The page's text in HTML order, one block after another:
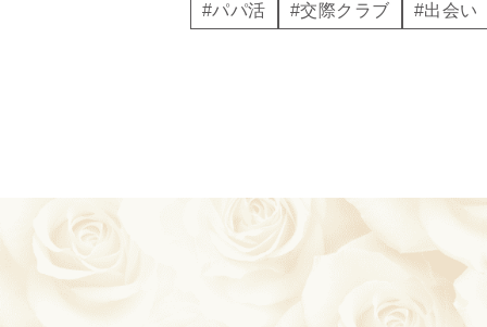
#パパ活 #交際クラブ #出会い